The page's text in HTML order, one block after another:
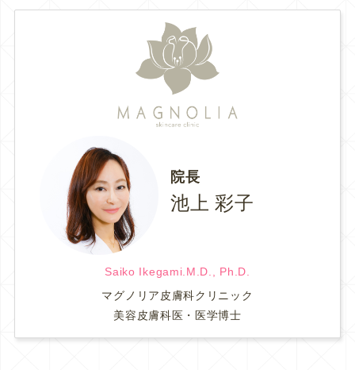
院長
池上 彩子
Saiko Ikegami.M.D., Ph.D.
マグノリア皮膚科クリニック
美容皮膚科医・医学博士